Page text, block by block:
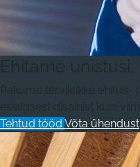
Tehtud tööd Võta ühendust